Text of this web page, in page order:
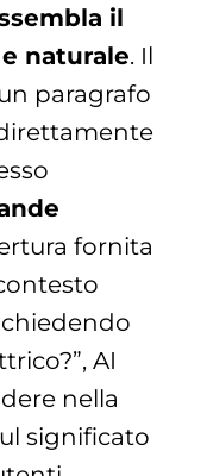
il
naturale. Il
paragrafo
fornita
AI
nella
significato